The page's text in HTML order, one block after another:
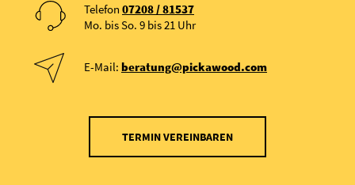
Telefon 07208 / 81537
Mo. bis So. 9 bis 21 Uhr
E-Mail: beratung@pickawood.com
TERMIN VEREINBAREN